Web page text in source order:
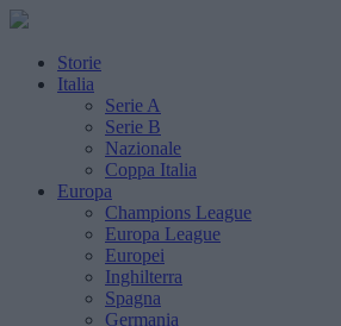
Storie
Italia
Serie A
Serie B
Nazionale
Coppa Italia
Europa
Champions League
Europa League
Europei
Inghilterra
Spagna
Germania